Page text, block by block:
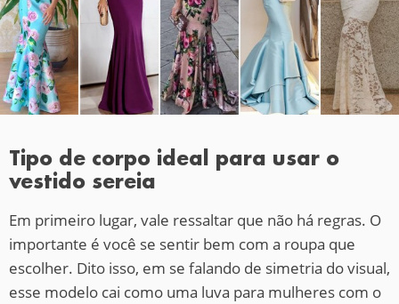
Tipo de corpo ideal para usar o
vestido sereia
Em primeiro lugar, vale ressaltar que não há regras. O
importante é você se sentir bem com a roupa que
escolher. Dito isso, em se falando de simetria do visual,
esse modelo cai como uma luva para mulheres com o